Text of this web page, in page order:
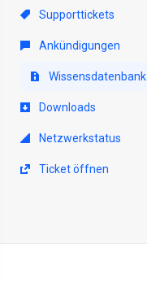
Supporttickets
Ankündigungen
Wissensdatenbank
Downloads
Netzwerkstatus
Ticket öffnen